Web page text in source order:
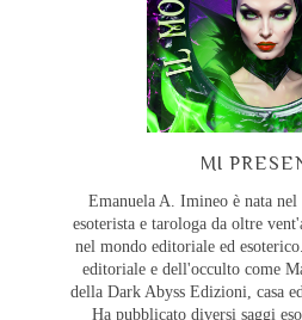
MI
Emanuela A. Imineo è nata
esoterista e tarologa da oltre
nel mondo editoriale ed
editoriale e dell'occulto come
della Dark Abyss Edizioni, casa
Ha pubblicato diversi saggi